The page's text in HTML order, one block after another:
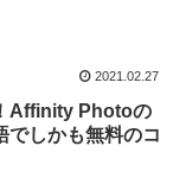
2021.02.27
Affinity Photoの
でしかも無料のコ